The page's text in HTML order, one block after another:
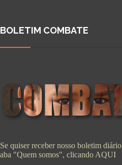
BOLETIM COMBATE
Se quiser receber nosso boletim
aba "Quem somos", clicando AQUI